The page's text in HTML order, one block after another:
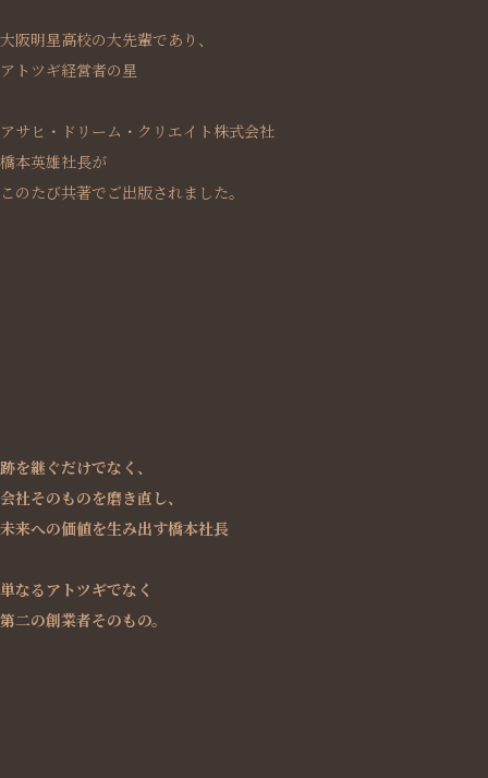
大阪明星高校の大先輩であり、
アトツギ経営者の星
アサヒ・ドリーム・クリエイト株式会社
橋本英雄社長が
このたび共著でご出版されました。
跡を継ぐだけでなく、
会社そのものを磨き直し、
未来への価値を生み出す橋本社長
単なるアトツギでなく
第二の創業者そのもの。